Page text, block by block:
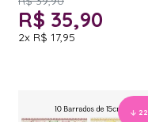
R$ 35,90
2x R$ 17,95
22